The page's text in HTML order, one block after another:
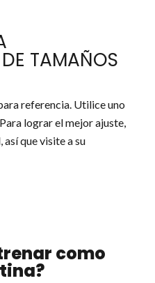
TAMAÑOS
referencia. Utilice uno
lograr el mejor ajuste,
así que visite a su
como